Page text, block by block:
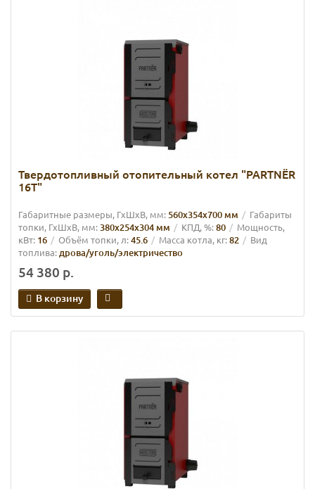
Твердотопливный отопительный котел "PARTNЁR
16Т"
Габаритные размеры, ГхШхВ, мм:560х354х700 мм
Габариты
топки, ГхШхВ, мм:380х254х304 мм КПД, %:80
Мощность,
кВт: 16 Объём топки, л:45.6 Масса котла, кг:82
Вид
топлива:дрова/уголь/электричество
54 380 р.
В корзину